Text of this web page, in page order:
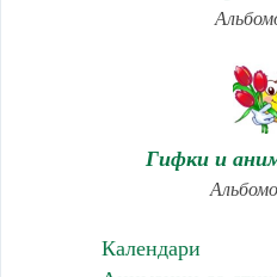
Гифки и
Календари